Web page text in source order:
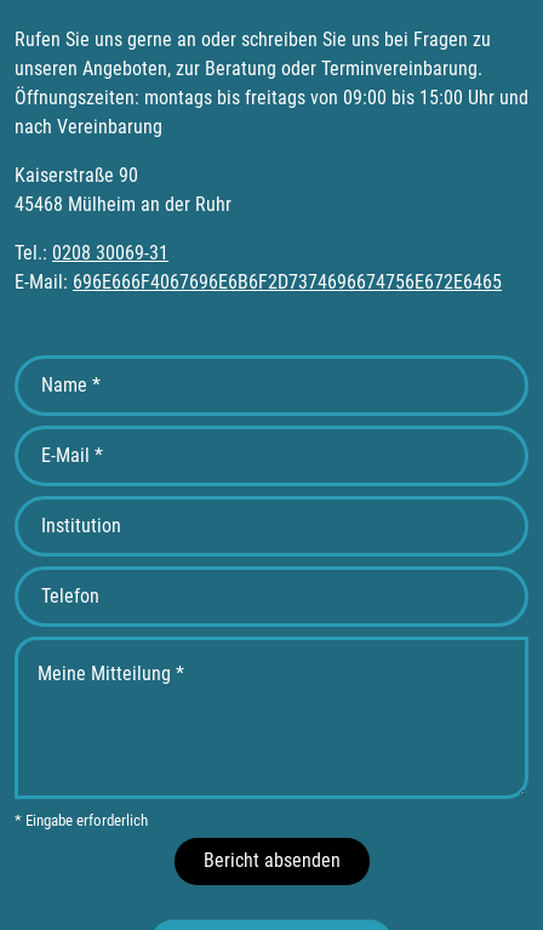
Rufen Sie uns gerne an oder schreiben Sie uns bei Fragen zu
unseren Angeboten, zur Beratung oder Terminvereinbarung.
Öffnungszeiten: montags bis freitags von 09:00 bis 15:00 Uhr und
nach Vereinbarung
Kaiserstraße 90
45468 Mülheim an der Ruhr
Tel.: 0208 30069-31
E-Mail: 696E666F4067696E6B6F2D7374696674756E672E6465
* Eingabe erforderlich
Bericht absenden